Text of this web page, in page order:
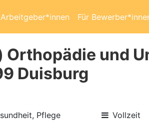
Arbeitgeber*innen Für
und
Duisburg
Pflege Vollzeit